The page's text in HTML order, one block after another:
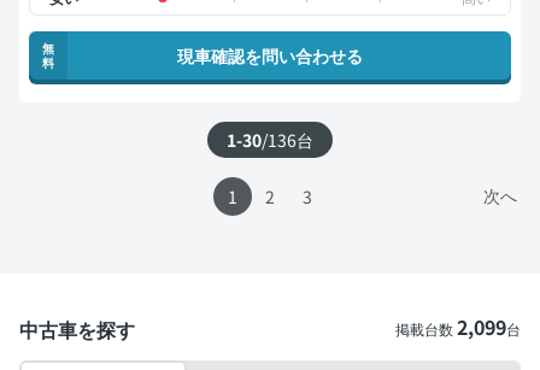
無
料
現車確認を問い合わせる
1-30/136台
次へ
1 2 3
中古車を探す 掲載台数2,099台